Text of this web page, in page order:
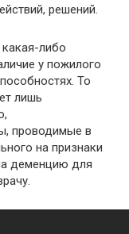
решений.
либо
у пожилого
То
лишь
проводимые в
на признаки
деменцию для